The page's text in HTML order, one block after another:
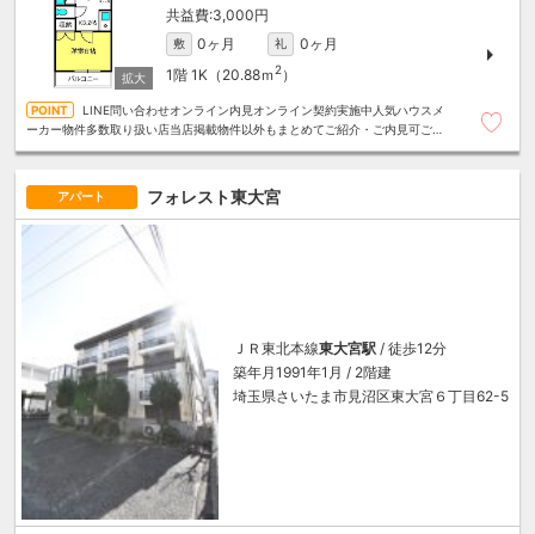
3,000円
敷 0ヶ月 礼
0ヶ月
1階 1K（20.88ｍ 2）
LINE問い合わせオンライン内見オンライン契約実施中人気ハウスメ
ーカー物件多数取り扱い店当店掲載物件以外もまとめてご紹介・ご内見可ご予
アパート フォレスト東大宮
ＪＲ東北本線東大宮駅 / 徒歩12分
築年月1991年1月 / 2階建
埼玉県さいたま市見沼区東大宮６丁目62-5